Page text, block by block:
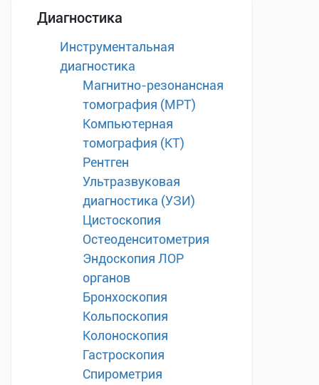
Диагностика
Инструментальная
диагностика
Магнитно-резонансная
томография (МРТ)
Компьютерная
томография (КТ)
Рентген
Ультразвуковая
диагностика (УЗИ)
Цистоскопия
Остеоденситометрия
Эндоскопия ЛОР
органов
Бронхоскопия
Кольпоскопия
Колоноскопия
Гастроскопия
Спирометрия